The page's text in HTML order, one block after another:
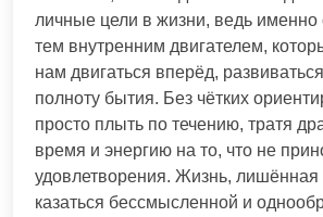
личные цели в жизни, ведь именно
тем внутренним двигателем,
нам двигаться вперёд,
полноту бытия. Без чётких
просто плыть по течению, тратя
время и энергию на то, что не
удовлетворения. Жизнь, лишённая
казаться бессмысленной и